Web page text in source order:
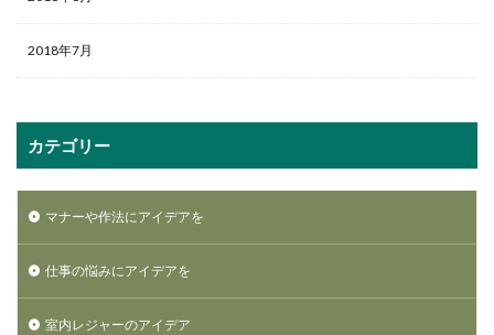
2018年7月
カテゴリー
マナーや作法にアイデアを
仕事の悩みにアイデアを
室内レジャーのアイデア